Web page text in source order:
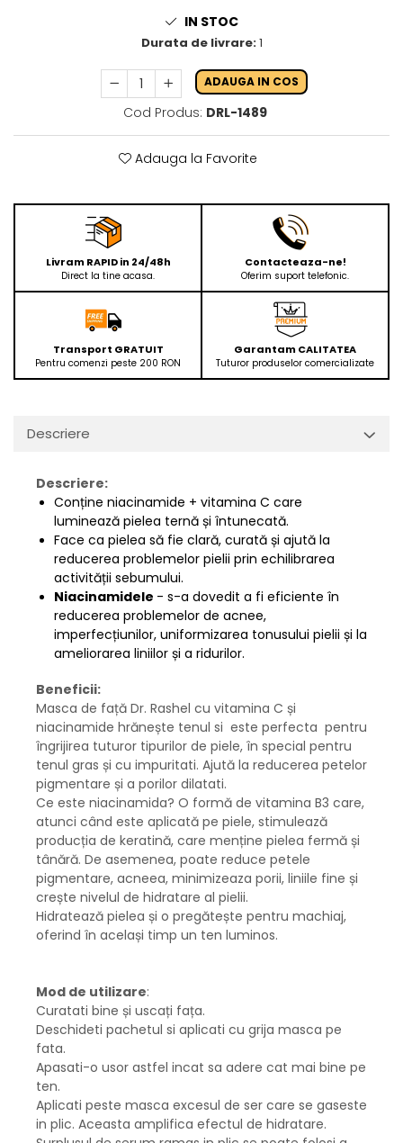
IN STOC
Durata de livrare:1
ADAUGA IN COS
Cod Produs: DRL-1489
Adauga la Favorite
Livram RAPID in 24/48h
Direct la tine acasa.
Contacteaza-ne!
Oferim suport telefonic.
Transport GRATUIT
Pentru comenzi peste 200 RON
Garantam CALITATEA
Tuturor produselor comercializate
Descriere
Descriere:
Conține niacinamide + vitamina C care
luminează pielea ternă și întunecată.
Face ca pielea să fie clară, curată și ajută la
reducerea problemelor pielii prin echilibrarea
activității sebumului.
Niacinamidele - s-a dovedit a fi eficiente în
reducerea problemelor de acnee,
imperfecțiunilor, uniformizarea tonusului pielii și la
ameliorarea liniilor și a ridurilor.
Beneficii:
Masca de față Dr. Rashel cu vitamina C și
niacinamide hrănește tenul si este perfecta pentru
îngrijirea tuturor tipurilor de piele, în special pentru
tenul gras și cu impuritati. Ajută la reducerea petelor
pigmentare și a porilor dilatati.
Ce este niacinamida? O formă de vitamina B3 care,
atunci când este aplicată pe piele, stimulează
producția de keratină, care menține pielea fermă și
tânără. De asemenea, poate reduce petele
pigmentare, acneea, minimizeaza porii, liniile fine și
crește nivelul de hidratare al pielii.
Hidratează pielea și o pregătește pentru machiaj,
oferind în același timp un ten luminos.
Mod de utilizare:
Curatati bine și uscați fața.
Deschideti pachetul si aplicati cu grija masca pe
fata.
Apasati-o usor astfel incat sa adere cat mai bine pe
ten.
Aplicati peste masca excesul de ser care se gaseste
in plic. Aceasta amplifica efectul de hidratare.